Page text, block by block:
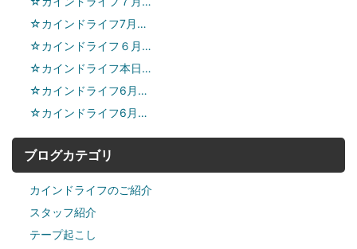
☆カインドライフ7月…
☆カインドライフ６月…
☆カインドライフ本日…
☆カインドライフ6月…
☆カインドライフ6月…
ブログカテゴリ
カインドライフのご紹介
スタッフ紹介
テープ起こし